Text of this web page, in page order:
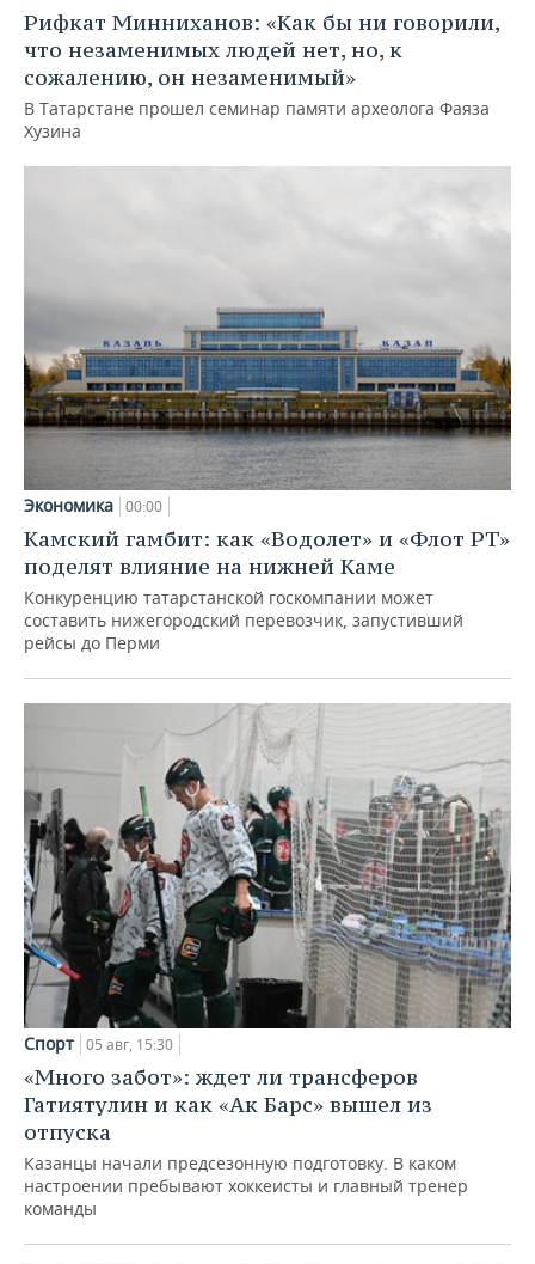
Рифкат Минниханов: «Как бы ни говорили,
что незаменимых людей нет, но, к
сожалению, он незаменимый»
В Татарстане прошел семинар памяти археолога Фаяза
Хузина
Экономика 00:00
Камский гамбит: как «Водолет» и «Флот РТ»
поделят влияние на нижней Каме
Конкуренцию татарстанской госкомпании может
составить нижегородский перевозчик, запустивший
рейсы до Перми
Спорт 05 авг, 15:30
«Много забот»: ждет ли трансферов
Гатиятулин и как «Ак Барс» вышел из
отпуска
Казанцы начали предсезонную подготовку. В каком
настроении пребывают хоккеисты и главный тренер
команды